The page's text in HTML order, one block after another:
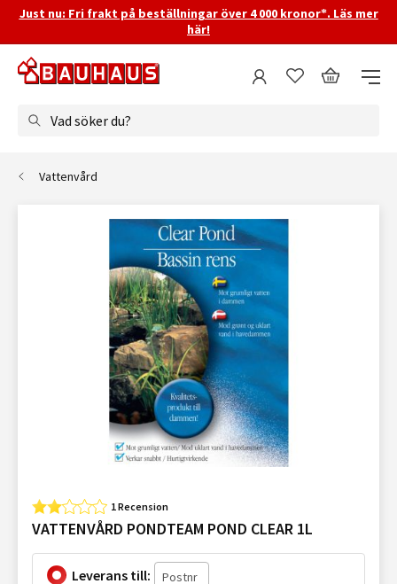
Just nu: Fri frakt på beställningar över 4 000 kronor*. Läs mer
här!
Vad söker du?
Vattenvård
1 Recension
VATTENVÅRD PONDTEAM POND CLEAR 1L
Leverans till: